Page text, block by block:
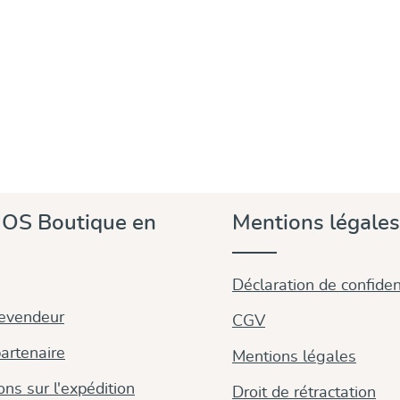
Boutique en
sur l'expédition
Mentions légales
Déclaration de
CGV
Mentions légales
Droit de rétractation